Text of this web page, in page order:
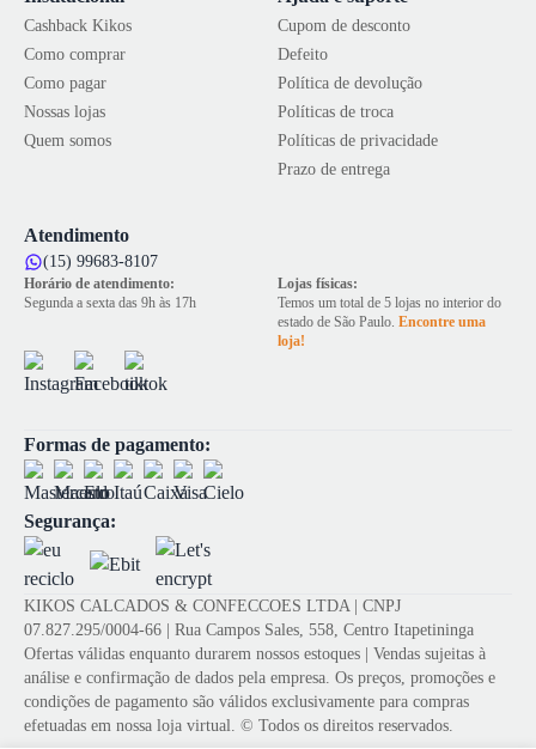
Cashback Kikos
Como comprar
Como pagar
Nossas lojas
Quem somos
Cupom de desconto
Defeito
Política de devolução
Políticas de troca
Políticas de privacidade
Prazo de entrega
Atendimento
(15) 99683-8107
Horário de atendimento:
Segunda a sexta das 9h às 17h
Lojas físicas:
Temos um total de 5 lojas no interior do
estado de São Paulo. Encontre uma
loja!
Formas de pagamento:
Segurança:
KIKOS CALCADOS & CONFECCOES LTDA | CNPJ
07.827.295/0004-66 | Rua Campos Sales, 558, Centro Itapetininga
Ofertas válidas enquanto durarem nossos estoques | Vendas sujeitas à
análise e confirmação de dados pela empresa. Os preços, promoções e
condições de pagamento são válidos exclusivamente para compras
efetuadas em nossa loja virtual. © Todos os direitos reservados.